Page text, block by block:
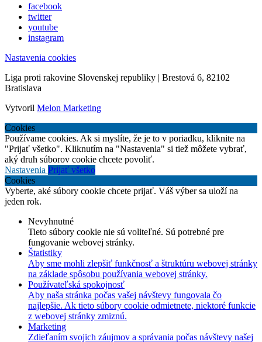
facebook
twitter
youtube
instagram
Nastavenia cookies
Liga proti rakovine Slovenskej republiky | Brestová 6, 82102
Bratislava
Vytvoril Melon Marketing
Cookies
Používame cookies. Ak si myslíte, že je to v poriadku, kliknite na
"Prijať všetko". Kliknutím na "Nastavenia" si tiež môžete vybrať,
aký druh súborov cookie chcete povoliť.
Nastavenia Prijať všetko
Cookies
Vyberte, aké súbory cookie chcete prijať. Váš výber sa uloží na
jeden rok.
Nevyhnutné
Tieto súbory cookie nie sú voliteľné. Sú potrebné pre
fungovanie webovej stránky.
Štatistiky
Aby sme mohli zlepšiť funkčnosť a štruktúru webovej stránky
na základe spôsobu používania webovej stránky.
Používateľská spokojnosť
Aby naša stránka počas vašej návštevy fungovala čo
najlepšie. Ak tieto súbory cookie odmietnete, niektoré funkcie
z webovej stránky zmiznú.
Marketing
Zdieľaním svojich záujmov a správania počas návštevy našej